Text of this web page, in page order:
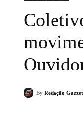
By Redação